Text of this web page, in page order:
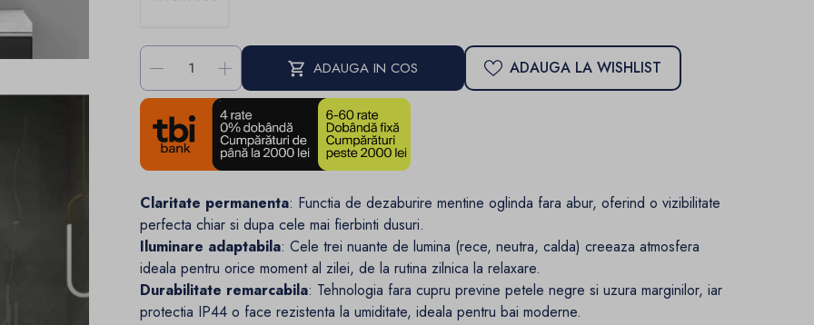
- + ADAUGA IN COS ADAUGA LA WISHLIST
Claritate permanenta: Functia de dezaburire mentine oglinda fara abur, oferind o vizibilitate
perfecta chiar si dupa cele mai fierbinti dusuri.
Iluminare adaptabila: Cele trei nuante de lumina (rece, neutra, calda) creeaza atmosfera
ideala pentru orice moment al zilei, de la rutina zilnica la relaxare.
Durabilitate remarcabila: Tehnologia fara cupru previne petele negre si uzura marginilor, iar
protectia IP44 o face rezistenta la umiditate, ideala pentru bai moderne.